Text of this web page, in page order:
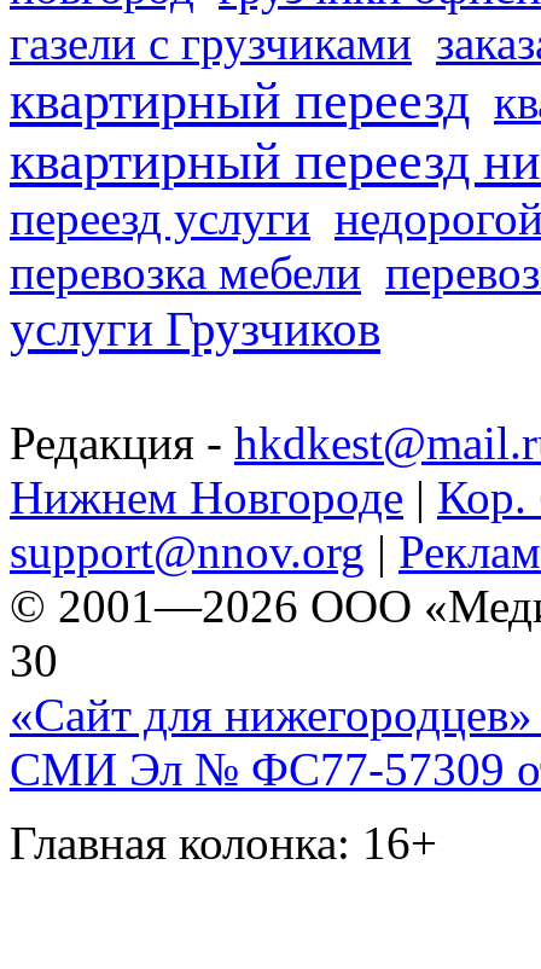
газели с грузчиками
квартирный переезд
квартирный переезд
переезд услуги
перевозка мебели
услуги Грузчиков
Редакция -
Нижнем Новгороде | Кор.
support@nnov.org |
© 2001—2026 ООО
30
«Сайт для нижегородцев»
СМИ Эл № ФС77-57309
Главная колонка: 16+